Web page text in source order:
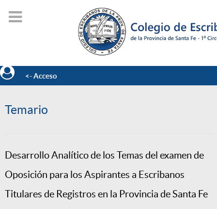
<- Acceso
Temario
Desarrollo Analítico de los Temas del examen de
Oposición para los Aspirantes a Escribanos
Titulares de Registros en la Provincia de Santa Fe